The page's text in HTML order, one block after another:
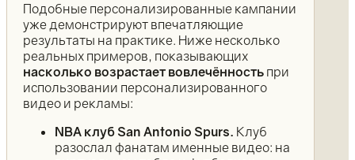
Подобные персонализированные кампании
уже демонстрируют впечатляющие
результаты на практике. Ниже несколько
реальных примеров, показывающих
насколько возрастает вовлечённость при
использовании персонализированного
видео и рекламы:
NBA клуб San Antonio Spurs. Клуб
разослал фанатам именные видео: на